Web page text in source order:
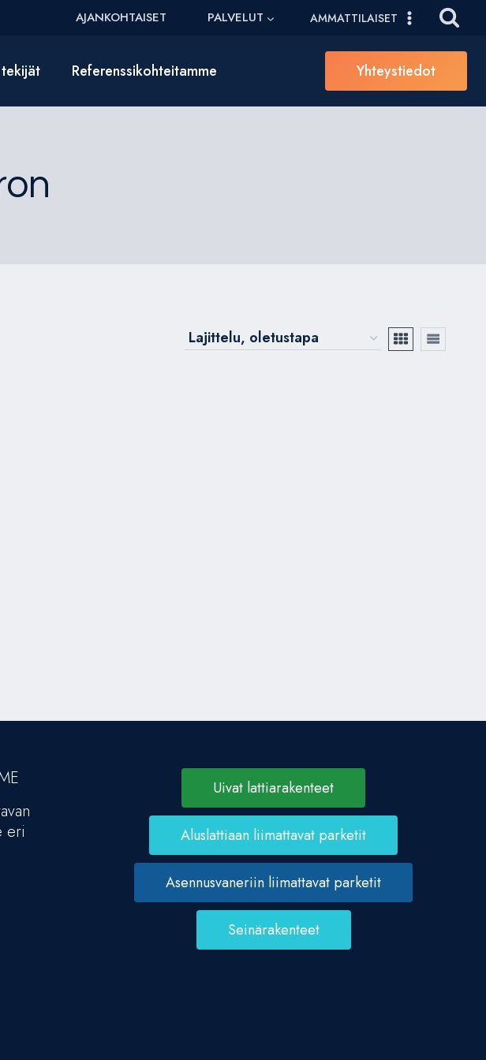
AJANKOHTAISET PALVELUT AMMATTILAISET
Referenssikohteitamme Yhteystiedot
eri
Uivat lattiarakenteet
Aluslattiaan liimattavat parketit
Asennusvaneriin liimattavat parketit
Seinärakenteet